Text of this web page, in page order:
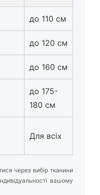
до 110 см
до 120 см
до 160 см
до 175-
180 см
Для всіх
через вибір тканини
вашому